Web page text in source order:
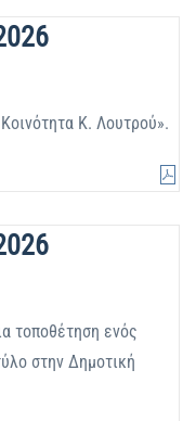
Κ. Λουτρού».
τοποθέτηση ενός
στην Δημοτική